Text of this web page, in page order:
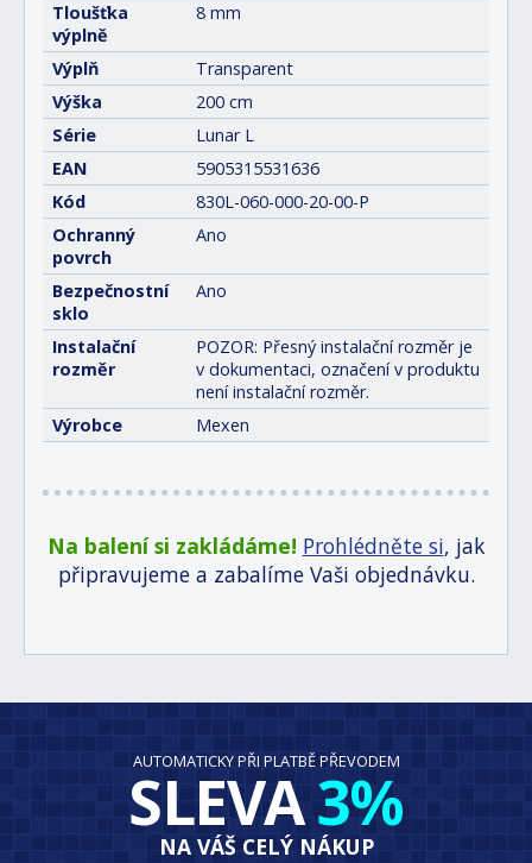
Tloušťka
výplně
8 mm
Výplň
Transparent
Výška
200 cm
Série
Lunar L
EAN
5905315531636
Kód
830L-060-000-20-00-P
Ochranný
povrch
Ano
Bezpečnostní
sklo
Ano
Instalační
rozměr
POZOR: Přesný instalační rozměr je
v dokumentaci, označení v produktu
není instalační rozměr.
Výrobce
Mexen
Na balení si zakládáme! Prohlédněte si, jak
připravujeme a zabalíme Vaši objednávku.
AUTOMATICKY PŘI PLATBĚ PŘEVODEM
SLEVA3%
NA VÁŠ CELÝ NÁKUP